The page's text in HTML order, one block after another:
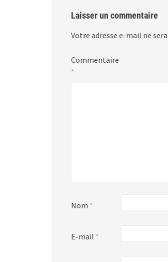
Laisser un commentaire
Votre adresse e-mail ne
Commentaire
*
Nom *
E-mail *